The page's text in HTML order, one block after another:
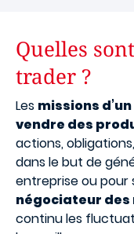
Quelles
trader ?
Les missions
vendre des
actions,
dans le but de
entreprise ou pour
négociateur
continu les